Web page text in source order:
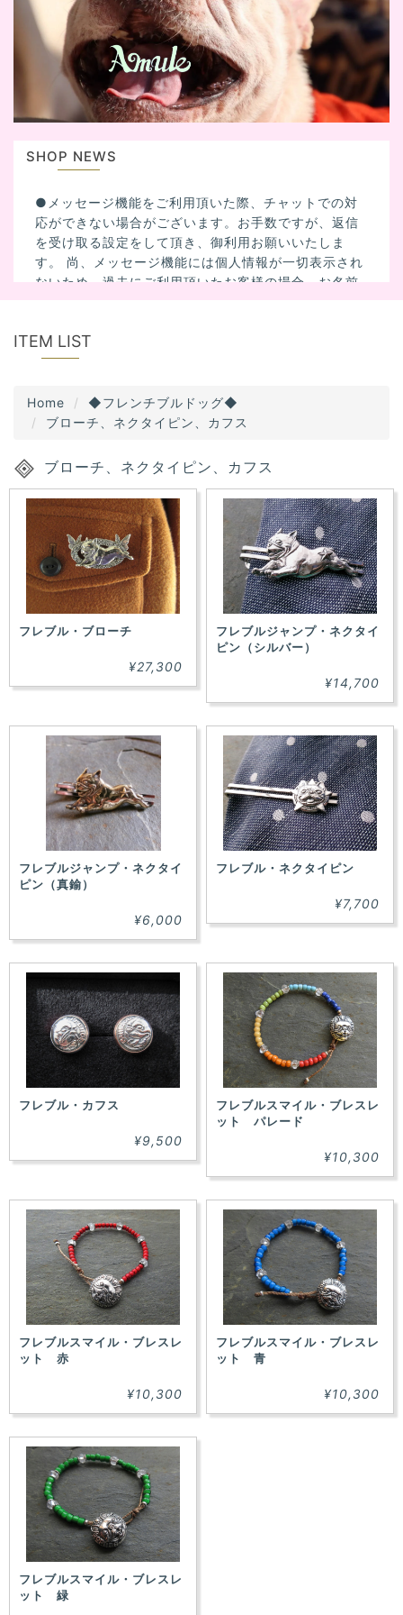
g
a
i
o
n
SHOP NEWS
●メッセージ機能をご利用頂いた際、チャットでの対
応ができない場合がございます。お手数ですが、返信
を受け取る設定をして頂き、御利用お願いいたしま
す。 尚、メッセージ機能には個人情報が一切表示され
ないため、過去にご利用頂いたお客様の場合、お名前
ITEM LIST
Home
◆フレンチブルドッグ◆
ブローチ、ネクタイピン、カフス
ブローチ、ネクタイピン、カフス
フレブル・ブローチ
¥27,300
フレブルジャンプ・ネクタイ
ピン（シルバー）
¥14,700
フレブルジャンプ・ネクタイ
ピン（真鍮）
¥6,000
フレブル・ネクタイピン
¥7,700
フレブル・カフス
¥9,500
フレブルスマイル・ブレスレ
ット パレード
¥10,300
フレブルスマイル・ブレスレ
ット 赤
¥10,300
フレブルスマイル・ブレスレ
ット 青
¥10,300
フレブルスマイル・ブレスレ
ット 緑